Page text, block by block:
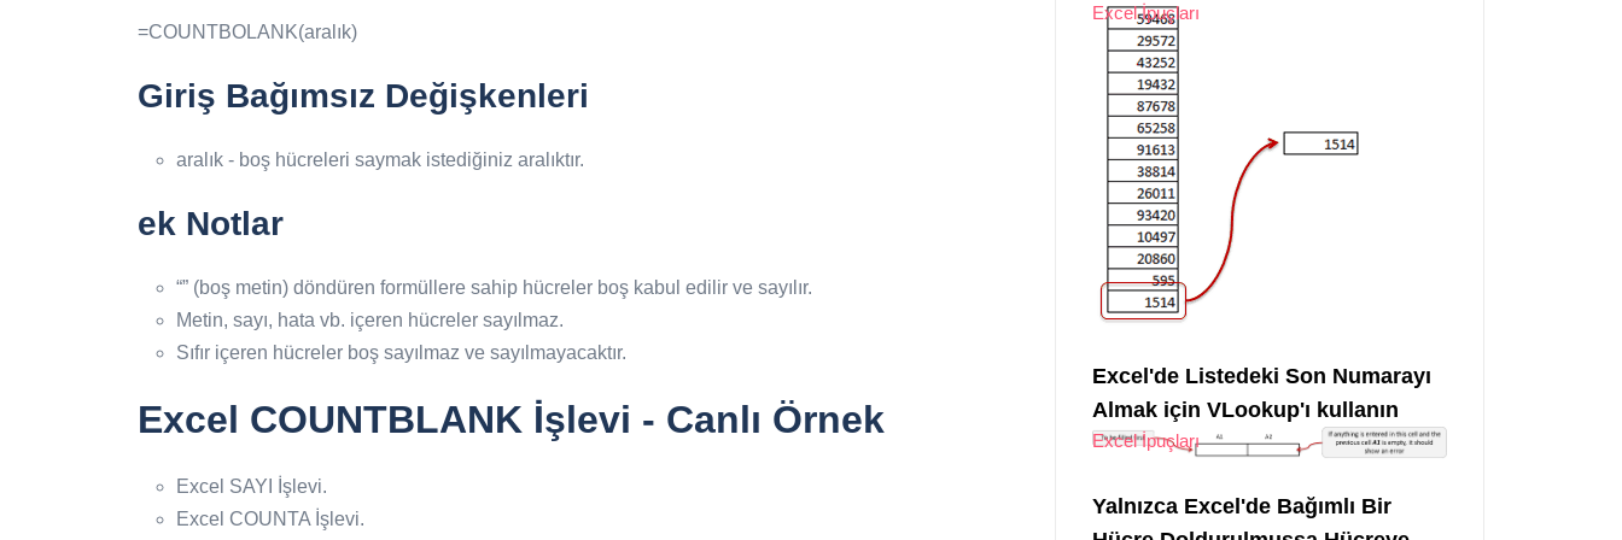
=COUNTBOLANK(aralık)
Giriş Bağımsız Değişkenleri
aralık - boş hücreleri saymak istediğiniz aralıktır.
ek Notlar
“” (boş metin) döndüren formüllere sahip hücreler boş kabul edilir ve sayılır.
Metin, sayı, hata vb. içeren hücreler sayılmaz.
Sıfır içeren hücreler boş sayılmaz ve sayılmayacaktır.
Excel COUNTBLANK İşlevi - Canlı Örnek
Excel SAYI İşlevi.
Excel COUNTA İşlevi.
Excel İpuçları
Excel'de Listedeki Son Numarayı
Almak için VLookup'ı kullanın
Excel İpuçları
Yalnızca Excel'de Bağımlı Bir